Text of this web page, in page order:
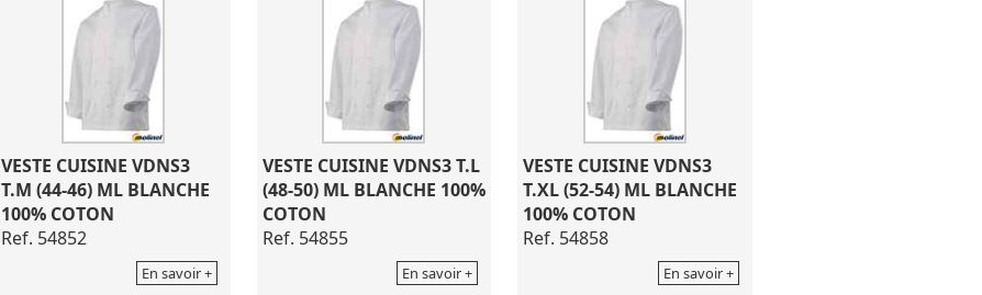
VESTE CUISINE VDNS3
T.M (44-46) ML BLANCHE
100% COTON
Ref. 54852
En savoir +
VESTE CUISINE VDNS3 T.L
(48-50) ML BLANCHE 100%
COTON
Ref. 54855
En savoir +
VESTE CUISINE VDNS3
T.XL (52-54) ML BLANCHE
100% COTON
Ref. 54858
En savoir +